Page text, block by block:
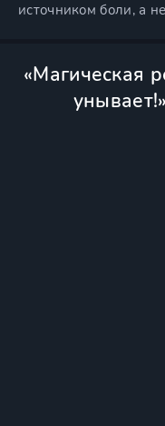
источником боли, а
«Магическая